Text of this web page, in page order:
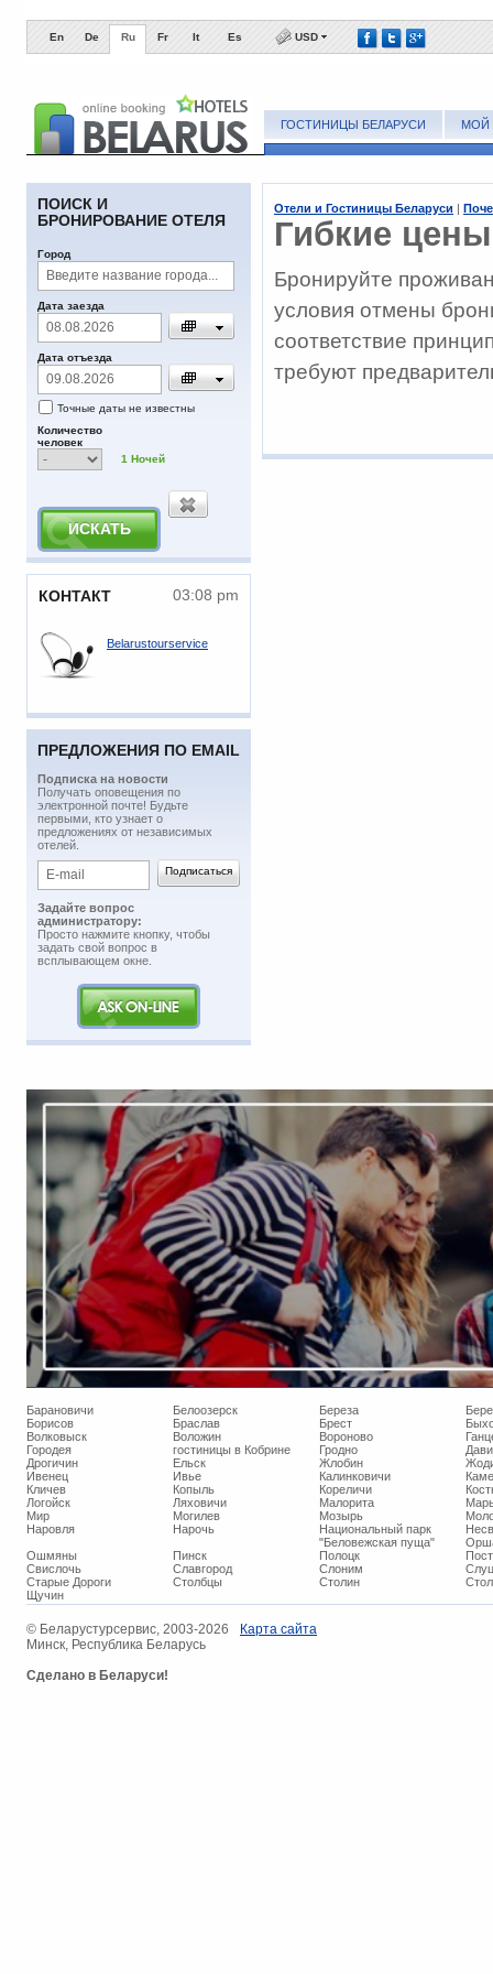
En De Ru Fr It Es USD
ГОСТИНИЦЫ БЕЛАРУСИ МОЙ
ПОИСК И
БРОНИРОВАНИЕ ОТЕЛЯ
Город
Дата заезда
Дата отъезда
Точные даты не известны
Количество
человек
1 Ночей
КОНТАКТ 03:08 pm
Belarustourservice
ПРЕДЛОЖЕНИЯ ПО EMAIL
Подписка на новости
​Получать оповещения по
электронной почте! Будьте
первыми, кто узнает о
предложениях от независимых
отелей.
Задайте вопрос
администратору:
Просто нажмите кнопку, чтобы
задать свой вопрос в
всплывающем окне.
Отели и Гостиницы Беларуси |
Гибкие цены
Бронируйте
условия отмены
соответствие
требуют
Барановичи Белоозерск Береза
Борисов
Браслав Брест
Волковыск
Воложин Вороново
Городея
гостиницы в Кобрине Гродно
Дрогичин
Ельск Жлобин
Ивенец
Ивье Калинковичи
Кличев
Копыль Кореличи
Логойск
Ляховичи Малорита
Мир
Могилев Мозырь
Наровля
Нарочь
Национальный парк
"Беловежская пуща"
Ошмяны
Пинск Полоцк
Свислочь
Славгород Слоним
Старые Дороги
Столбцы Столин
Щучин
© ​Беларустурсервис, 2003-2026
Минск, Республика Беларусь
Сделано в Беларуси!
Карта сайта